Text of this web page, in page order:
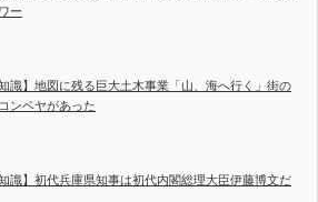
ー
知識】地図に残る巨大土木事業「山、海へ行く」街の
ンベヤがあった
知識】初代兵庫県知事は初代内閣総理大臣伊藤博文だ